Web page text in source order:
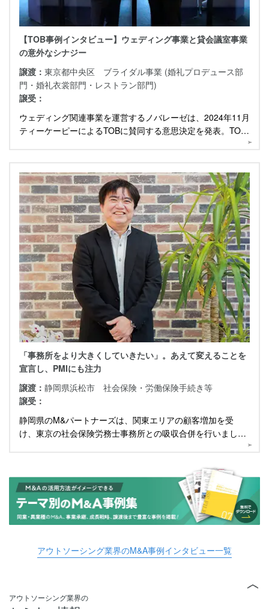
【TOB事例インタビュー】ウェディング事業と貸会議室事業
の意外なシナジー
譲渡： 東京都中央区 ブライダル事業 (婚礼プロデュース部
門・婚礼衣裳部門・レストラン部門)
譲受：
ウェディング関連事業を運営するノバレーゼは、2024年11月
ティーケーピーによるTOBに賛同する意思決定を発表。TOB
「事務所をより大きくしていきたい」。あえて変えることを
宣言し、PMIにも注力
譲渡： 静岡県浜松市 社会保険・労働保険手続き等
譲受：
静岡県のM&パートナーズは、関東エリアの顧客増加を受
け、東京の社会保険労務士事務所との吸収合併を行いまし
アウトソーシング業界のM&A事例インタビュー一覧
アウトソーシング業界の